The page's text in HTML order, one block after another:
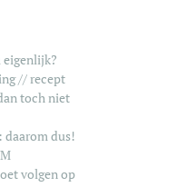
eigenlijk?
// recept
toch niet
daarom dus!
volgen op